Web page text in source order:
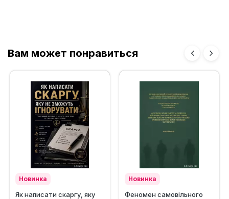
Вам может понравиться
Новинка
Як написати скаргу, яку
Новинка
Феномен самовільного